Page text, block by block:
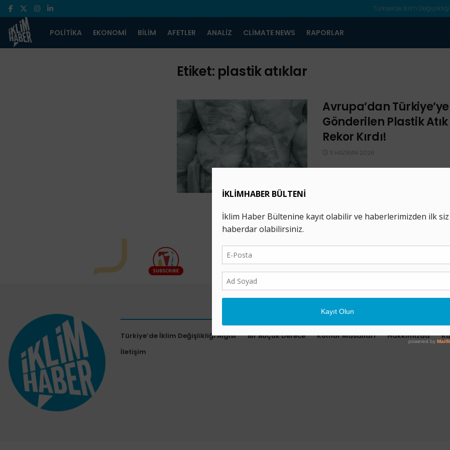
Türkiye’de İklim Değişlikliği
POLITIKA EKONOMI BILIM AFETLER ANALIZ CLIMATE NEWS RAPORLAR
Etiket: plastik atıklar
Avrupa’dan Türkiye’ye
Gönderilen Plastik Atık
Rekor Kırdı!
3 HAZIRAN 2026
Yeni bir politika bilgi notu
Türkiye’de İklim Değişlikliği Algısı Bir Buçuk Derece Kömür Masalları Hakkımızda
İletişim